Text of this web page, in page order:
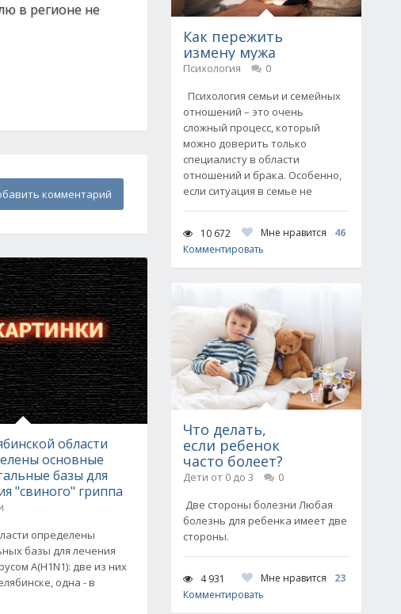
в регионе не
комментарий
области
основные
базы для
"свиного" гриппа
определены
базы для лечения
А(H1N1): две из них
одна - в
Как пережить
измену мужа
Психология
0
Психология семьи и семейных
отношений – это очень
сложный процесс, который
можно доверить только
специалисту в области
отношений и брака. Особенно,
если ситуация в семье не
10 672 Мне нравится
46
Комментировать
Что делать,
если ребенок
часто болеет?
Дети от 0 до 3
0
Две стороны болезни Любая
болезнь для ребенка имеет две
стороны.
4 931 Мне нравится
23
Комментировать